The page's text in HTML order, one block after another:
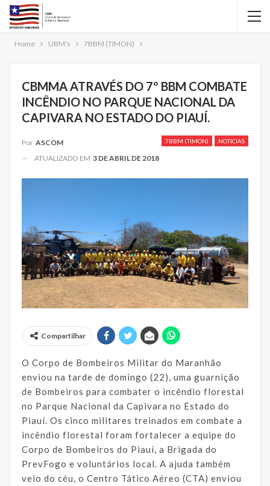
Home UBM's 7BBM (TIMON)
CBMMA ATRAVÉS DO 7º BBM COMBATE
INCÊNDIO NO PARQUE NACIONAL DA
CAPIVARA NO ESTADO DO PIAUÍ.
7BBM (TIMON) NOTICIAS
Por ASCOM
ATUALIZADO EM 3 DE ABRIL DE 2018
Compartilhar
O Corpo de Bombeiros Militar do Maranhão
enviou na tarde de domingo (22), uma guarnição
de Bombeiros para combater o incêndio florestal
no Parque Nacional da Capivara no Estado do
Piauí. Os cinco militares treinados em combate a
incêndio florestal foram fortalecer a equipe do
Corpo de Bombeiros do Piauí, a Brigada do
PrevFogo e voluntários local. A ajuda também
veio do céu, o Centro Tático Aéreo (CTA) enviou